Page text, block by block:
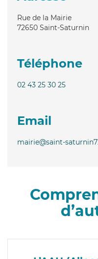
Rue de la Mairie
72650 Saint-Saturnin
Téléphone
02 43 25 30 25
Email
mairie@saint-